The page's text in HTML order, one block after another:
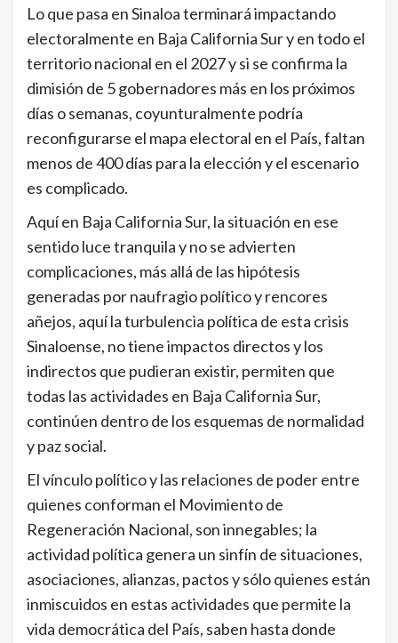
Lo que pasa en Sinaloa terminará impactando
electoralmente en Baja California Sur y en todo el
territorio nacional en el 2027 y si se confirma la
dimisión de 5 gobernadores más en los próximos
días o semanas, coyunturalmente podría
reconfigurarse el mapa electoral en el País, faltan
menos de 400 días para la elección y el escenario
es complicado.
Aquí en Baja California Sur, la situación en ese
sentido luce tranquila y no se advierten
complicaciones, más allá de las hipótesis
generadas por naufragio político y rencores
añejos, aquí la turbulencia política de esta crisis
Sinaloense, no tiene impactos directos y los
indirectos que pudieran existir, permiten que
todas las actividades en Baja California Sur,
continúen dentro de los esquemas de normalidad
y paz social.
El vínculo político y las relaciones de poder entre
quienes conforman el Movimiento de
Regeneración Nacional, son innegables; la
actividad política genera un sinfín de situaciones,
asociaciones, alianzas, pactos y sólo quienes están
inmiscuidos en estas actividades que permite la
vida democrática del País, saben hasta donde